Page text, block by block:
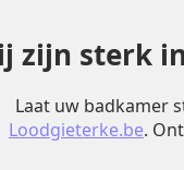
zijn sterk
Laat uw badkamer
Loodgieterke.be.